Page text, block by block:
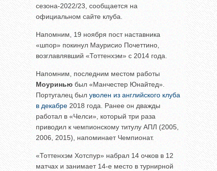
сезона-2022/23, сообщается на
официальном сайте клуба.
Напомним, 19 ноября пост наставника
«шпор» покинул Маурисио Почеттино,
возглавлявший «Тоттенхэм» с 2014 года.
Напомним, последним местом работы
Моуринью был «Манчестер Юнайтед».
Португалец был уволен из английского клуба
в декабре 2018 года. Ранее он дважды
работал в «Челси», который три раза
приводил к чемпионскому титулу АПЛ (2005,
2006, 2015), напоминает Чемпионат.
«Тоттенхэм Хотспур» набрал 14 очков в 12
матчах и занимает 14-е место в турнирной